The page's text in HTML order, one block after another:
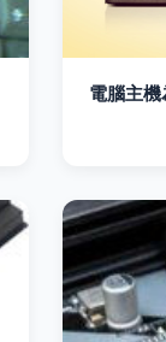
電腦主